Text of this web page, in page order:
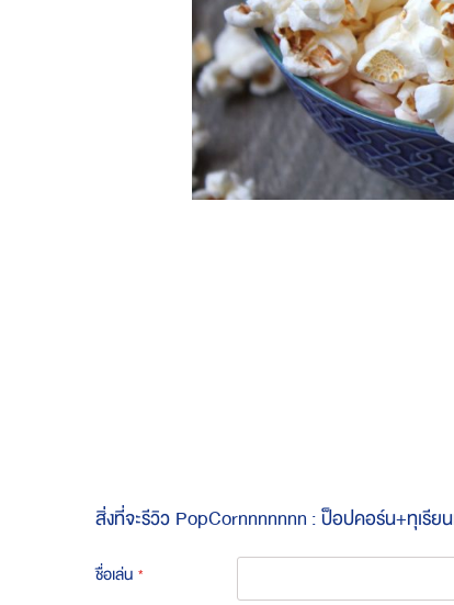
gallery
สิ่งที่จะรีวิว PopCornnnnnnn : ป็อปคอร์น+ทุเรีย
ชื่อเล่น